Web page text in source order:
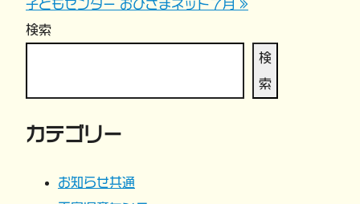
稿
ビ
ゲ
子どもセンター おひさまネット７月 »
検索
検
索
カテゴリー
お知らせ共通